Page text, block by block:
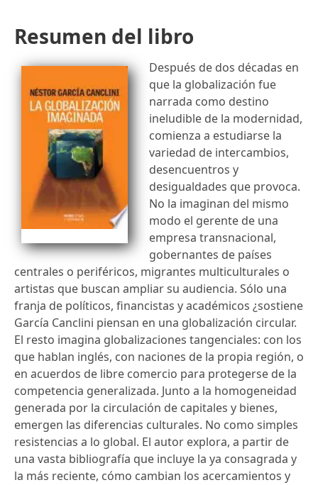
Resumen del libro
Después de dos décadas en
que la globalización fue
narrada como destino
ineludible de la modernidad,
comienza a estudiarse la
variedad de intercambios,
desencuentros y
desigualdades que provoca.
No la imaginan del mismo
modo el gerente de una
empresa transnacional,
gobernantes de países
centrales o periféricos, migrantes multiculturales o
artistas que buscan ampliar su audiencia. Sólo una
franja de políticos, financistas y académicos ¿sostiene
García Canclini piensan en una globalización circular.
El resto imagina globalizaciones tangenciales: con los
que hablan inglés, con naciones de la propia región, o
en acuerdos de libre comercio para protegerse de la
competencia generalizada. Junto a la homogeneidad
generada por la circulación de capitales y bienes,
emergen las diferencias culturales. No como simples
resistencias a lo global. El autor explora, a partir de
una vasta bibliografía que incluye la ya consagrada y
la más reciente, cómo cambian los acercamientos y